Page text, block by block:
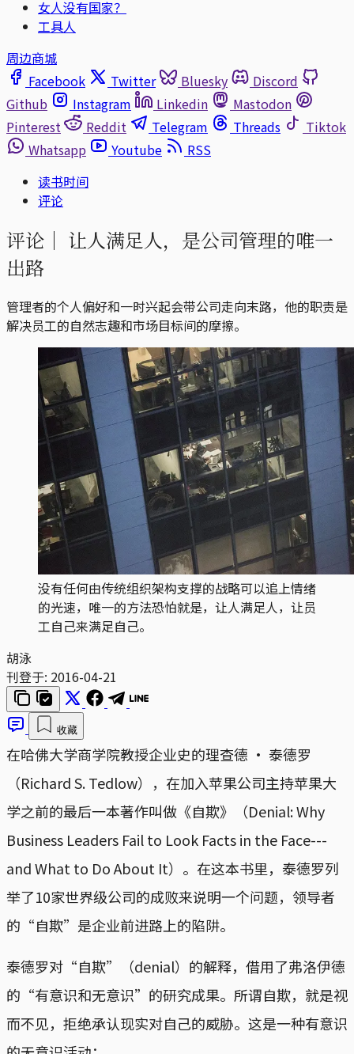
女人没有国家？
工具人
周边商城
Facebook
Twitter Bluesky
Discord
Github
Instagram Linkedin
Mastodon
Pinterest
Reddit Telegram Threads
Tiktok
Whatsapp
Youtube
RSS
读书时间
评论
评论｜ 让人满足人，是公司管理的唯一
出路
管理者的个人偏好和一时兴起会带公司走向末路，他的职责是
解决员工的自然志趣和市场目标间的摩擦。
没有任何由传统组织架构支撑的战略可以追上情绪
的光速，唯一的方法恐怕就是，让人满足人，让员
工自己来满足自己。
胡泳
刊登于: 2016-04-21
收藏
在哈佛大学商学院教授企业史的理查德 · 泰德罗
（Richard S. Tedlow），在加入苹果公司主持苹果大
学之前的最后一本著作叫做《自欺》（Denial: Why
Business Leaders Fail to Look Facts in the Face---
and What to Do About It）。在这本书里，泰德罗列
举了10家世界级公司的成败来说明一个问题，领导者
的“自欺”是企业前进路上的陷阱。
泰德罗对“自欺”（denial）的解释，借用了弗洛伊德
的“有意识和无意识”的研究成果。所谓自欺，就是视
而不见，拒绝承认现实对自己的威胁。这是一种有意识